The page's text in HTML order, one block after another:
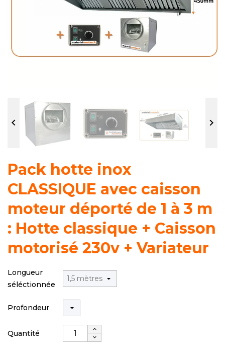
 
Pack hotte inox
CLASSIQUE avec caisson
moteur déporté de 1 à 3 m
: Hotte classique + Caisson
motorisé 230v + Variateur
Longueur
séléctionnée
Profondeur
Quantité